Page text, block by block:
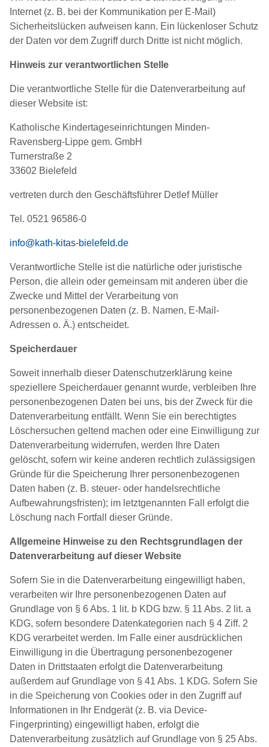
Internet (z. B. bei der Kommunikation per E-Mail)
Sicherheitslücken aufweisen kann. Ein lückenloser Schutz
der Daten vor dem Zugriff durch Dritte ist nicht möglich.
Hinweis zur verantwortlichen Stelle
Die verantwortliche Stelle für die Datenverarbeitung auf
dieser Website ist:
Katholische Kindertageseinrichtungen Minden-
Ravensberg-Lippe gem. GmbH
Turnerstraße 2
33602 Bielefeld
vertreten durch den Geschäftsführer Detlef Müller
Tel. 0521 96586-0
info@kath-kitas-bielefeld.de
Verantwortliche Stelle ist die natürliche oder juristische
Person, die allein oder gemeinsam mit anderen über die
Zwecke und Mittel der Verarbeitung von
personenbezogenen Daten (z. B. Namen, E-Mail-
Adressen o. Ä.) entscheidet.
Speicherdauer
Soweit innerhalb dieser Datenschutzerklärung keine
speziellere Speicherdauer genannt wurde, verbleiben Ihre
personenbezogenen Daten bei uns, bis der Zweck für die
Datenverarbeitung entfällt. Wenn Sie ein berechtigtes
Löschersuchen geltend machen oder eine Einwilligung zur
Datenverarbeitung widerrufen, werden Ihre Daten
gelöscht, sofern wir keine anderen rechtlich zulässigsigen
Gründe für die Speicherung Ihrer personenbezogenen
Daten haben (z. B. steuer- oder handelsrechtliche
Aufbewahrungsfristen); im letztgenannten Fall erfolgt die
Löschung nach Fortfall dieser Gründe.
Allgemeine Hinweise zu den Rechtsgrundlagen der
Datenverarbeitung auf dieser Website
Sofern Sie in die Datenverarbeitung eingewilligt haben,
verarbeiten wir Ihre personenbezogenen Daten auf
Grundlage von § 6 Abs. 1 lit. b KDG bzw. § 11 Abs. 2 lit. a
KDG, sofern besondere Datenkategorien nach § 4 Ziff. 2
KDG verarbeitet werden. Im Falle einer ausdrücklichen
Einwilligung in die Übertragung personenbezogener
Daten in Drittstaaten erfolgt die Datenverarbeitung
außerdem auf Grundlage von § 41 Abs. 1 KDG. Sofern Sie
in die Speicherung von Cookies oder in den Zugriff auf
Informationen in Ihr Endgerät (z. B. via Device-
Fingerprinting) eingewilligt haben, erfolgt die
Datenverarbeitung zusätzlich auf Grundlage von § 25 Abs.